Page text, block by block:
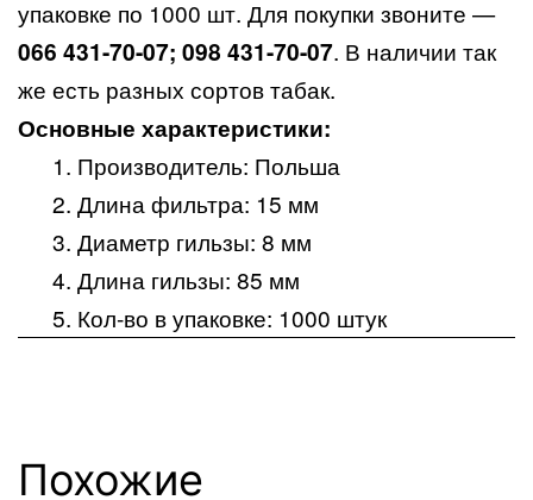
упаковке по 1000 шт. Для покупки звоните —
066 431-70-07; 098 431-70-07. В наличии так
же есть разных сортов табак.
Основные характеристики:
Производитель: Польша
Длина фильтра: 15 мм
Диаметр гильзы: 8 мм
Длина гильзы: 85 мм
Кол-во в упаковке: 1000 штук
Похожие